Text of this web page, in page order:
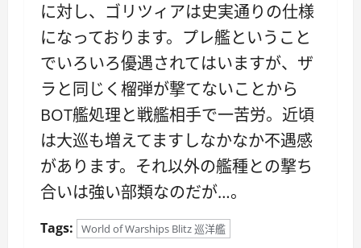
に対し、ゴリツィアは史実通りの仕様
になっております。プレ艦ということ
でいろいろ優遇されてはいますが、ザ
ラと同じく榴弾が撃てないことから
BOT艦処理と戦艦相手で一苦労。近頃
は大巡も増えてますしなかなか不遇感
があります。それ以外の艦種との撃ち
合いは強い部類なのだが…。
Tags: World of Warships Blitz 巡洋艦